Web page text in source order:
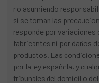
no asumiendo
si se toman las
responde por variaciones
fabricantes ni por daños
productos. Las
por la ley española, y
tribunales del domicilio